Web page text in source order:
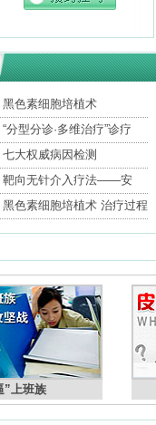
黑色素细胞培植术
“分型分诊·多维治疗”诊疗
七大权威病因检测
靶向无针介入疗法——安
、
黑色素细胞培植术 治疗过程
”上班族